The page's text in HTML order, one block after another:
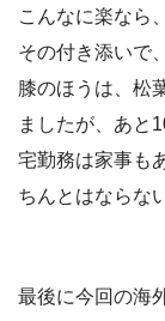
こんなに楽なら
その付き添いで
膝のほうは、松
ましたが、あと
宅勤務は家事も
ちんとはならな
最後に今回の海